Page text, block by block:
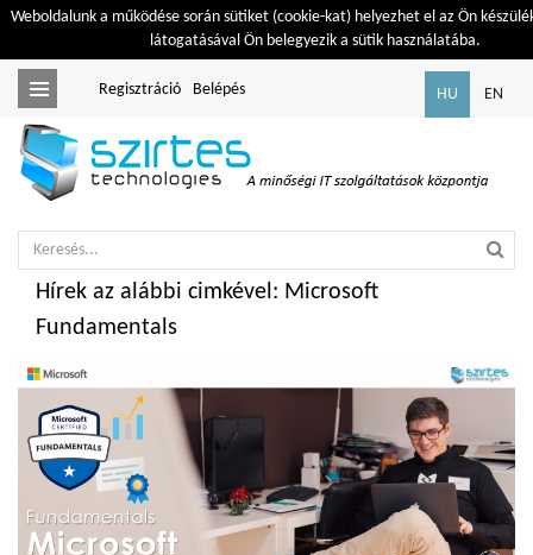
Weboldalunk a működése során sütiket (cookie-kat) helyezhet el az Ön
látogatásával Ön belegyezik a sütik használatába.
Toggle
navigation
HU EN
Regisztráció Belépés
Hírek az alábbi cimkével: Microsoft
Fundamentals